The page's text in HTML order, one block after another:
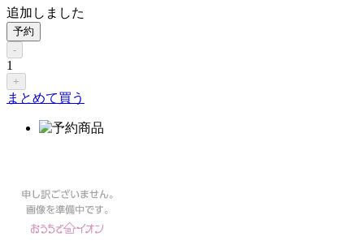
追加しました
予約
-
1
+
まとめて買う